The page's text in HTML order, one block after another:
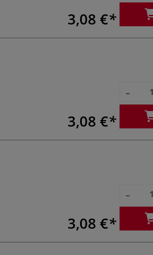
3,08 €
3,08 €
-
3,08 €
-